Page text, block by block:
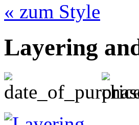
« zum Style
Layering